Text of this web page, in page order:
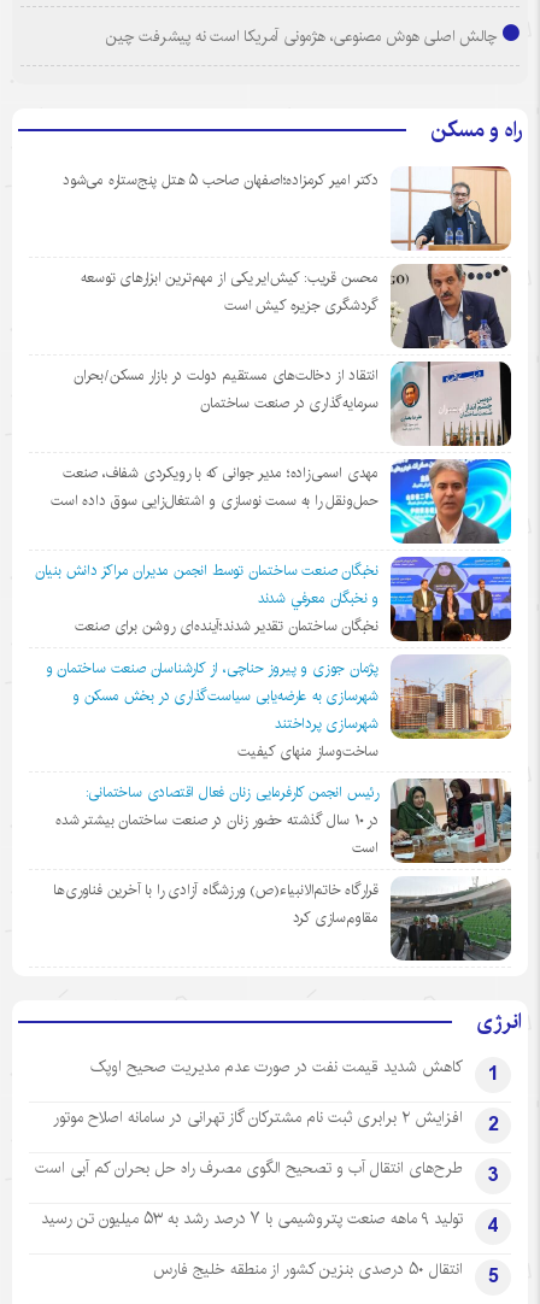
چالش اصلی هوش مصنوعی، هژمونی آمریکا است نه پیشرفت چین
راه و مسکن
دکتر امیر کرمزاده؛اصفهان صاحب ۵ هتل پنج‌ستاره می‌شود
محسن قریب: کیش‌ایر یکی از مهم‌ترین ابزارهای توسعه
گردشگری جزیره کیش است
انتقاد از دخالت‌های مستقیم دولت در بازار مسکن/بحران
سرمایه‌گذاری در صنعت ساختمان
مهدی اسمی‌زاده؛ مدیر جوانی که با رویکردی شفاف، صنعت
حمل‌ونقل را به سمت نوسازی و اشتغال‌زایی سوق داده است
نخبگان صنعت ساختمان توسط انجمن مديران مراكز دانش بنيان
و نخبگان معرفي شدند
نخبگان ساختمان تقدیر شدند؛آینده‌ای روشن برای صنعت
پژمان جوزی و پیروز حناچی، از کارشناسان صنعت ساختمان و
شهرسازی به عارضه‌یابی سیاست‌گذاری در بخش مسکن و
شهرسازی پرداختند
ساخت‌وساز منهای کیفیت
رئیس انجمن کارفرمایی زنان فعال اقتصادی ساختمانی:
در ١٠ سال گذشته حضور زنان در صنعت ساختمان بیشتر شده
است
قرارگاه خاتم‌الانبیاء(ص) ورزشگاه آزادی را با آخرین فناوری‌ها
مقاوم‌سازی کرد
انرژی
1 کاهش شدید قیمت نفت در صورت عدم مدیریت صحیح اوپک
2 افزایش ۲ برابری ثبت نام مشترکان گاز تهرانی‌ در سامانه اصلاح موتور
3 طرح‌های انتقال آب و تصحیح الگوی مصرف راه حل بحران کم آبی است
4 تولید ۹ ماهه صنعت پتروشیمی با ۷ درصد رشد به ۵۳ میلیون تن رسید
5 انتقال ۵۰ درصدی بنزین کشور از منطقه خلیج فارس